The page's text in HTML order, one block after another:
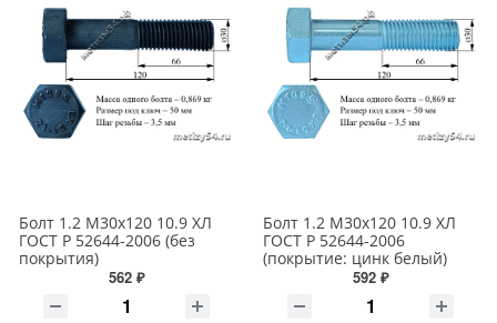
Болт 1.2 М30х120 10.9 ХЛ
ГОСТ Р 52644-2006 (без
покрытия)
562 ₽
Болт 1.2 М30х120 10.9 ХЛ
ГОСТ Р 52644-2006
(покрытие: цинк белый)
592 ₽